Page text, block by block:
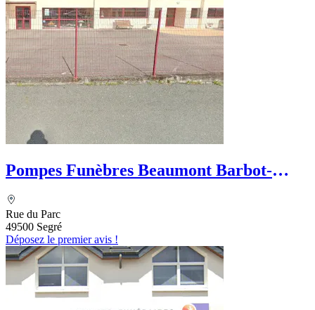
Pompes Funèbres Beaumont Barbot-
Rue du Parc
49500 Segré
Déposez le premier avis !